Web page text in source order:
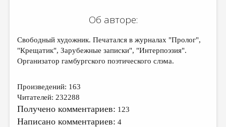
КОЛОНКА РЕДАКТОРА
РЕДКОЛЛЕГИЯ
ОТ РЕДАКЦИИ
МАЛАЯ ПРОЗА
ЭССЕИСТИКА
Об авторе:
Свободный художник. Печатался в журналах "Пролог",
"Крещатик", Зарубежные записки", "Интерпоэзия".
Организатор гамбургского поэтического слэма.
Произведений: 163
Читателей: 232288
Получено комментариев: 123
Написано комментариев: 4